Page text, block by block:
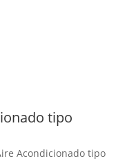
tipo
Acondicionado tipo